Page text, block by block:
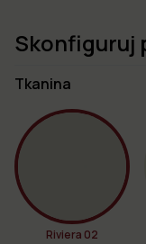
Skonfiguruj
Tkanina
Riviera 02